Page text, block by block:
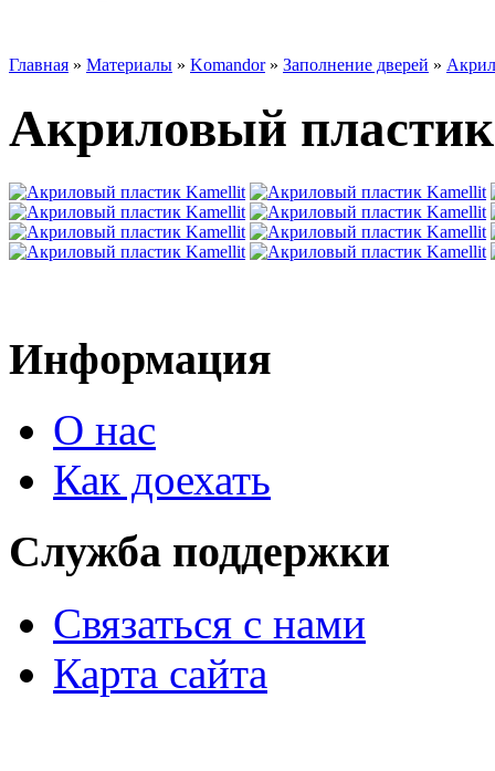
Главная » Материалы » Komandor» Заполнение дверей »
Акриловый
Информация
О нас
Как доехать
Служба поддержки
Связаться с нами
Карта сайта